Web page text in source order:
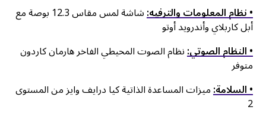
• نظام المعلومات والترفيه:
شاشة لمس مقاس 12.3 بوصة مع
أبل كاربلاي وأندرويد أوتو
• النظام الصوتي:نظام الصوت المحيطي الفاخر هارمان كاردون
متوفر
• السلامة:ميزات المساعدة الذاتية كيا درايف وايز من المستوى
2